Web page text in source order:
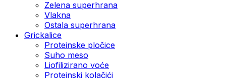
Zelena superhrana
Vlakna
Ostala superhrana
Grickalice
Proteinske pločice
Suho meso
Liofilizirano voće
Proteinski kolačići